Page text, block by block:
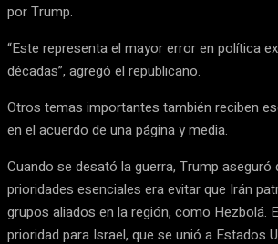
por Trump.
“Este representa el mayor error en política
décadas”, agregó el republicano.
Otros temas importantes también reciben
en el acuerdo de una página y media.
Cuando se desató la guerra, Trump aseguró
prioridades esenciales era evitar que Irán
grupos aliados en la región, como Hezbolá.
prioridad para Israel, que se unió a Estados